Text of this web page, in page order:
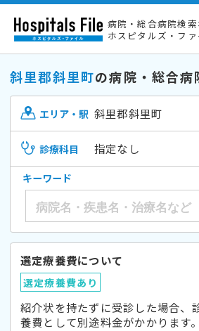
病院・総合病院検索
ホスピタルズ・ファ
斜里郡斜里町の病院・総合病
エリア・駅 斜里郡斜里町
診療科目 指定なし
キーワード
選定療養費について
選定療養費あり
紹介状を持たずに受診した場合、
養費として別途料金がかかります。